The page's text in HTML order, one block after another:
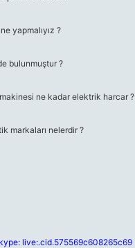
yapmalıyız ?
bulunmuştur ?
ne kadar elektrik harcar ?
markaları nelerdir ?
live:.cid.575569c608265c69